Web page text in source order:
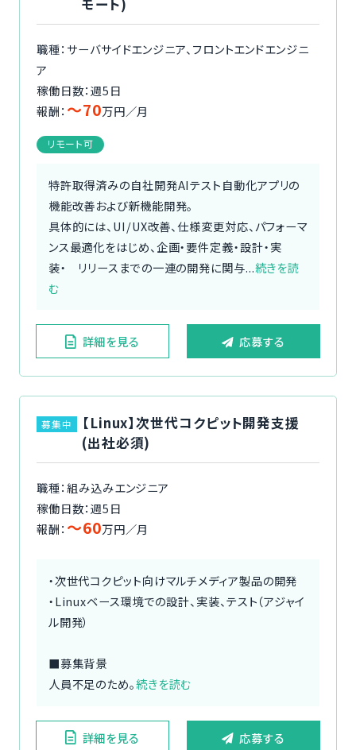
モート)
職種：サーバサイドエンジニア、フロントエンドエンジニ
ア
稼働日数：週5日
報酬： 〜70万円／月
リモート可
特許取得済みの自社開発AIテスト自動化アプリの
機能改善および新機能開発。
具体的には、UI/UX改善、仕様変更対応、パフォーマ
ンス最適化をはじめ、企画・要件定義・設計・実
装・ リリースまでの一連の開発に関与...続きを読
む
詳細を見る 応募する
募集中
【Linux】次世代コクピット開発支援
(出社必須)
職種：組み込みエンジニア
稼働日数：週5日
報酬： 〜60万円／月
・次世代コクピット向けマルチメディア製品の開発
・Linuxベース環境での設計、実装、テスト（アジャイ
ル開発）
■募集背景
人員不足のため。続きを読む
詳細を見る 応募する